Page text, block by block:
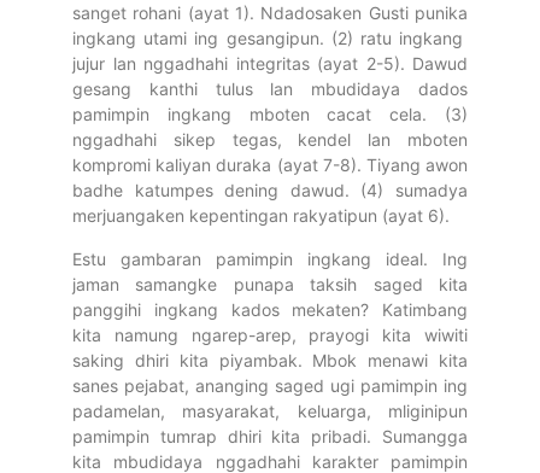
sanget rohani (ayat 1). Ndadosaken Gusti punika
ingkang utami ing gesangipun. (2) ratu ingkang
jujur lan nggadhahi integritas (ayat 2-5). Dawud
gesang kanthi tulus lan mbudidaya dados
pamimpin ingkang mboten cacat cela. (3)
nggadhahi sikep tegas, kendel lan mboten
kompromi kaliyan duraka (ayat 7-8). Tiyang awon
badhe katumpes dening dawud. (4) sumadya
merjuangaken kepentingan rakyatipun (ayat 6).
Estu gambaran pamimpin ingkang ideal. Ing
jaman samangke punapa taksih saged kita
panggihi ingkang kados mekaten? Katimbang
kita namung ngarep-arep, prayogi kita wiwiti
saking dhiri kita piyambak. Mbok menawi kita
sanes pejabat, ananging saged ugi pamimpin ing
padamelan, masyarakat, keluarga, mliginipun
pamimpin tumrap dhiri kita pribadi. Sumangga
kita mbudidaya nggadhahi karakter pamimpin